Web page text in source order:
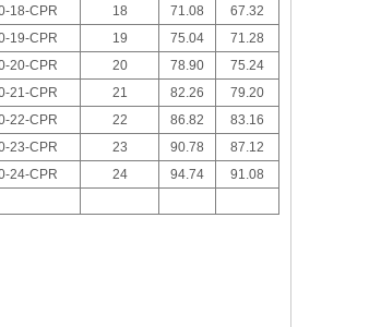
18-CPR 18 71.08
67.32
19-CPR 19 75.04
71.28
20-CPR 20 78.90
75.24
21-CPR 21 82.26
79.20
22-CPR 22 86.82
83.16
23-CPR 23 90.78
87.12
24-CPR 24 94.74
91.08